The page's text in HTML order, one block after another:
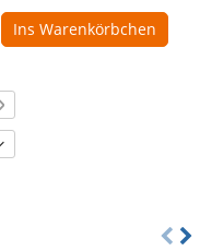
Ins Warenkörbchen
die Seite
Seite
Weiter